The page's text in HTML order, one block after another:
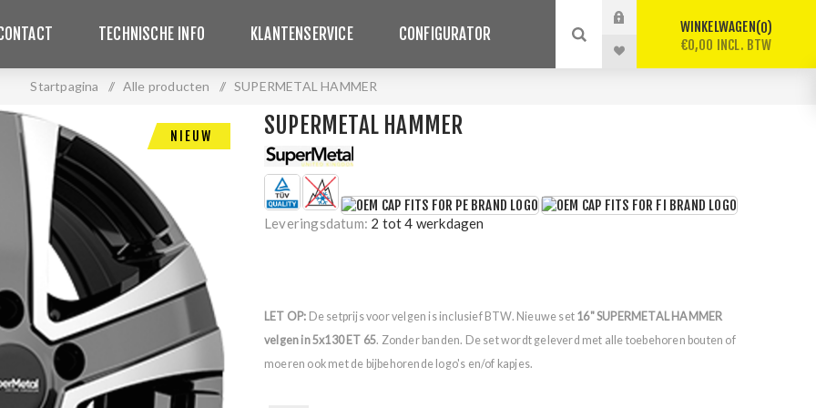
TECHNISCHE INFO KLANTENSERVICE CONFIGURATOR WINKELWAGEN 0
€0,00 INCL. BTW
Startpagina / Alle producten / SUPERMETAL HAMMER
NIEUW SUPERMETAL HAMMER
Leveringsdatum: 2 tot 4 werkdagen
LET OP: De setprijs voor velgen is inclusief BTW. Nieuwe set 16" SUPERMETAL HAMMER
velgen in 5x130 ET 65. Zonder banden. De set wordt geleverd met alle toebehoren bouten of
moeren ook met de bijbehorende logo's en/of kapjes.